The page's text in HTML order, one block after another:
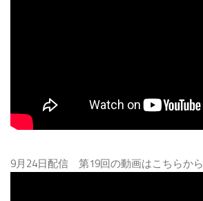
9月24日配信 第19回の動画はこちらから